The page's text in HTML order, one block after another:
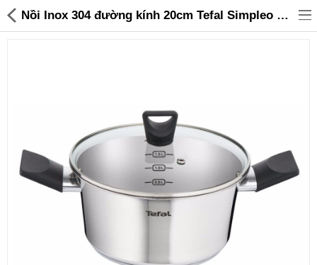
Đồ gia dụng & Nhà cửa
Điện gia dụng
Đồ tiện ích
Nồi Inox 304 đường kính 20cm Tefal Simpleo B9054495 bảo hành chính hãng 5 năm - 399,000 | Sanhangre